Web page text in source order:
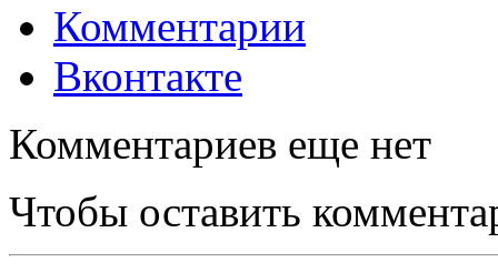
Комментарии
Вконтакте
Комментариев еще нет
Чтобы оставить